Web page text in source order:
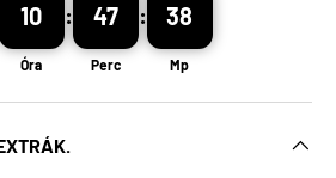
10
Óra
: 47
Perc
: 37
Mp